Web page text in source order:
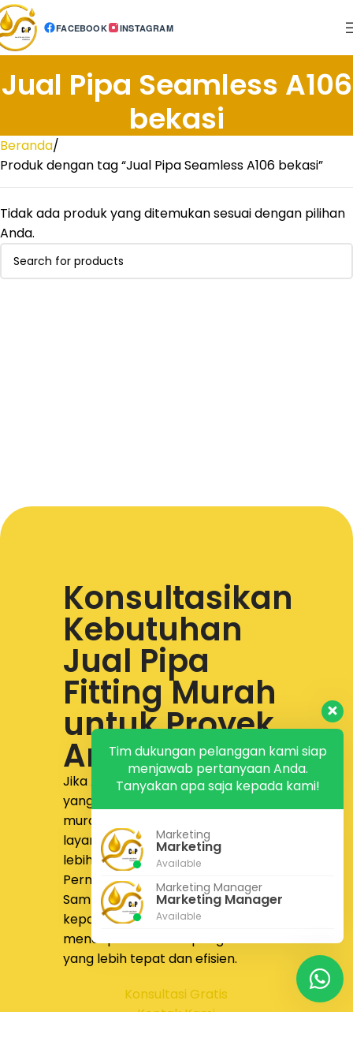
FACEBOOK INSTAGRAM
Jual Pipa Seamless A106
bekasi
Beranda
Produk dengan tag “Jual Pipa Seamless A106 bekasi”
Tidak ada produk yang ditemukan sesuai dengan pilihan
Anda.
Konsultasikan
Kebutuhan
Jual Pipa
Fitting Murah
untuk Proyek
Anda
Jika Anda sedang mencari supplier
yang menyediakan
murah dengan produk lengkap,
layanan responsif, dan proses yang
lebih nyaman,
PT Calista Anugrah
Permatasiap membantu.
Sampaikan kebutuhan proyek Anda
kepada tim kami untuk
mendapatkan solusi pengadaan
yang lebih tepat dan efisien.
Konsultasi Gratis
Kontak Kami
Tim dukungan pelanggan kami siap
menjawab pertanyaan Anda.
Tanyakan apa saja kepada kami!
Marketing
Marketing
Available
Marketing Manager
Marketing Manager
Available